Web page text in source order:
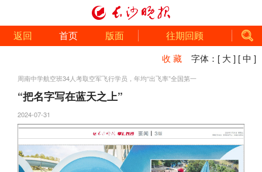
返回 首页 版面 往期回顾
收 藏 字体： [ 大 ] [ 中 ]
周南中学航空班34人考取空军飞行学员，年均“出飞率”全国第一
“把名字写在蓝天之上”
2024-07-31